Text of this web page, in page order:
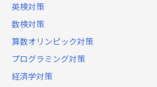
英検対策
数検対策
算数オリンピック対策
プログラミング対策
経済学対策